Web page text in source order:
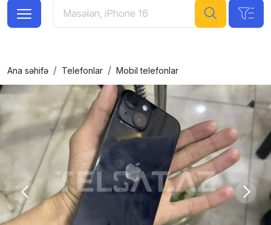
Ana səhifə Telefonlar Mobil telefonlar